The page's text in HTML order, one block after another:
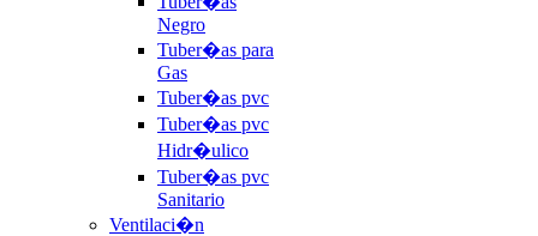
Negro
Tuber�as para
Gas
Tuber�as pvc
Tuber�as pvc
Hidr�ulico
Tuber�as pvc
Sanitario
Ventilaci�n